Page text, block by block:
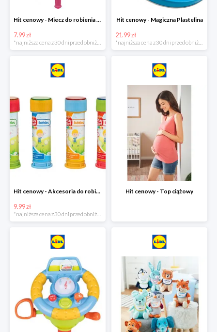
Hit cenowy - Miecz do robienia baniek mydlanych
7.99 zł
Hit cenowy - Magiczna Plastelina
21.99 zł
Hit cenowy - Akcesoria do robienia baniek
9.99 zł
Hit cenowy - Top ciążowy